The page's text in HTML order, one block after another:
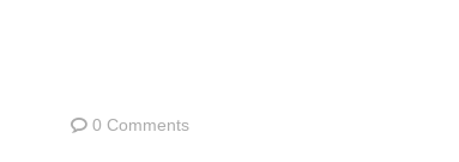
0 Comments